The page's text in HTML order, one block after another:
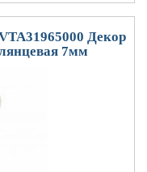
Декор
7мм